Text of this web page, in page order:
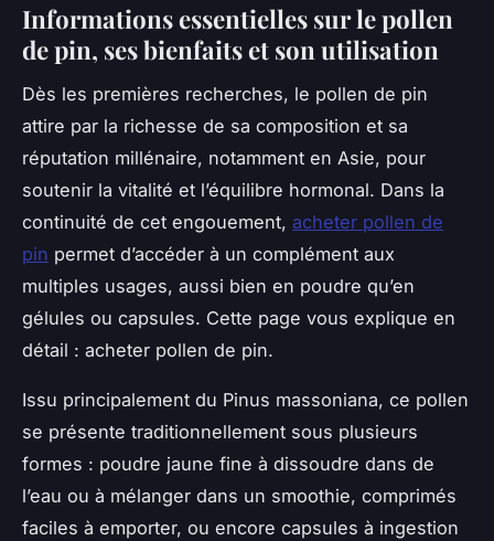
Informations essentielles sur le pollen
de pin, ses bienfaits et son utilisation
Dès les premières recherches, le pollen de pin
attire par la richesse de sa composition et sa
réputation millénaire, notamment en Asie, pour
soutenir la vitalité et l’équilibre hormonal. Dans la
continuité de cet engouement, acheter pollen de
pin permet d’accéder à un complément aux
multiples usages, aussi bien en poudre qu’en
gélules ou capsules. Cette page vous explique en
détail : acheter pollen de pin.
Issu principalement du Pinus massoniana, ce pollen
se présente traditionnellement sous plusieurs
formes : poudre jaune fine à dissoudre dans de
l’eau ou à mélanger dans un smoothie, comprimés
faciles à emporter, ou encore capsules à ingestion